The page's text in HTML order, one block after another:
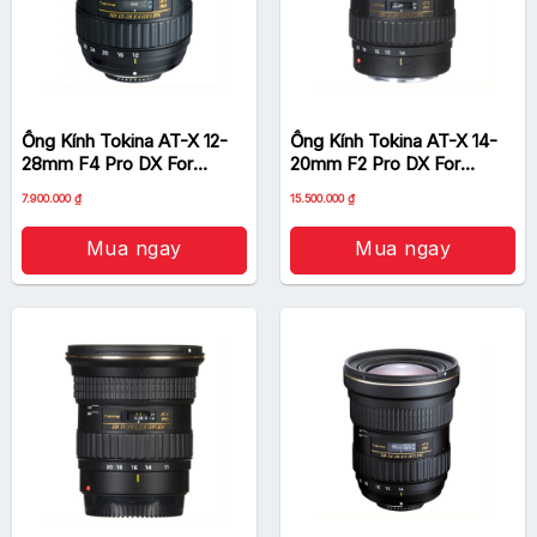
Ống Kính Tokina AT-X 12-
28mm F4 Pro DX For
Giá
là:
9.000.000 ₫.
7.900.000₫Giá
hiện
tại
là:
7.900.000 ₫.
Mua ngay
Ống Kính Tokina AT-X 14-
20mm F2 Pro DX For
Giá
là:
16.000.000 ₫.
15.500.000₫Giá
hiện
tại
là:
15.500.000 ₫.
Mua ngay